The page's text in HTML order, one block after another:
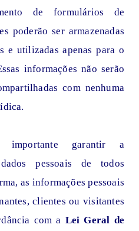
de formulários de
poderão ser armazenadas
e utilizadas apenas para o
informações não serão
com nenhuma
importante garantir a
pessoais de todos
as informações pessoais
clientes ou visitantes
com a Lei Geral de